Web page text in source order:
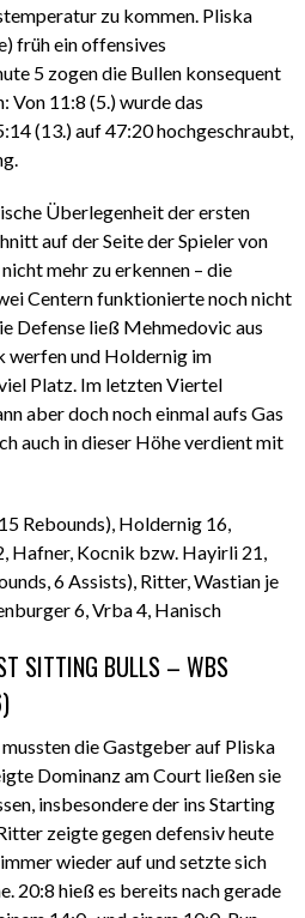
zu kommen. Pliska
früh ein offensives
5 zogen die Bullen konsequent
Von 11:8 (5.) wurde das
(13.) auf 47:20 hochgeschraubt,
Überlegenheit der ersten
auf der Seite der Spieler von
mehr zu erkennen – die
Centern funktionierte noch nicht
Defense ließ Mehmedovic aus
werfen und Holdernig im
Platz. Im letzten Viertel
aber doch noch einmal aufs Gas
auch in dieser Höhe verdient mit
Rebounds), Holdernig 16,
Hafner, Kocnik bzw. Hayirli 21,
6 Assists), Ritter, Wastian je
6, Vrba 4, Hanisch
SITTING BULLS – WBS
die Gastgeber auf Pliska
Dominanz am Court ließen sie
insbesondere der ins Starting
zeigte gegen defensiv heute
wieder auf und setzte sich
20:8 hieß es bereits nach gerade